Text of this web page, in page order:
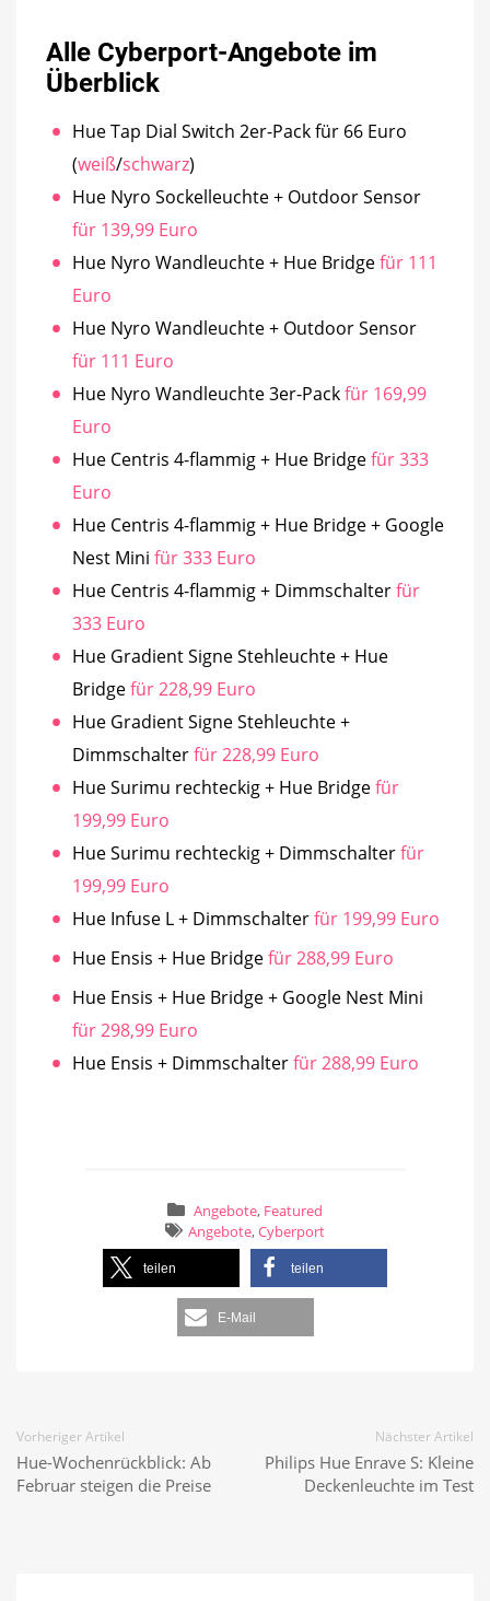
Alle Cyberport-Angebote im
Überblick
Hue Tap Dial Switch 2er-Pack für 66 Euro
(weiß/schwarz)
Hue Nyro Sockelleuchte + Outdoor Sensor
für 139,99 Euro
Hue Nyro Wandleuchte + Hue Bridgefür 111
Euro
Hue Nyro Wandleuchte + Outdoor Sensor
für 111 Euro
Hue Nyro Wandleuchte 3er-Packfür 169,99
Euro
Hue Centris 4-flammig + Hue Bridgefür 333
Euro
Hue Centris 4-flammig + Hue Bridge + Google
Nest Mini für 333 Euro
Hue Centris 4-flammig + Dimmschalterfür
333 Euro
Hue Gradient Signe Stehleuchte + Hue
Bridgefür 228,99 Euro
Hue Gradient Signe Stehleuchte +
Dimmschalterfür 228,99 Euro
Hue Surimu rechteckig + Hue Bridgefür
199,99 Euro
Hue Surimu rechteckig + Dimmschalterfür
199,99 Euro
Hue Infuse L + Dimmschalterfür 199,99 Euro
Hue Ensis + Hue Bridgefür 288,99 Euro
Hue Ensis + Hue Bridge + Google Nest Mini
für 298,99 Euro
Hue Ensis + Dimmschalterfür 288,99 Euro
Angebote, Featured
Angebote,Cyberport
teilen teilen
E-Mail
Vorheriger Artikel
Hue-Wochenrückblick: Ab
Februar steigen die Preise
Nächster Artikel
Philips Hue Enrave S: Kleine
Deckenleuchte im Test